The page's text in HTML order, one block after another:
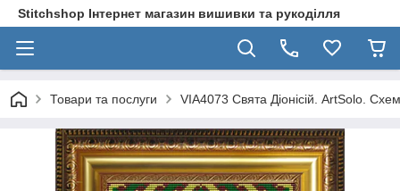
Stitchshop Інтернет магазин вишивки та рукоділля
Товари та послуги VIA4073 Свята Діонісій. ArtSolo.